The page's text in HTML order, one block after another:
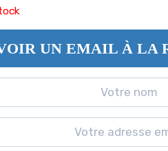
UN EMAIL À LA